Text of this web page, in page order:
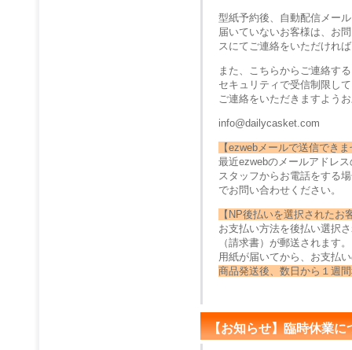
型紙予約後、自動配信メー
届いていないお客様は、お
スにてご連絡をいただけれ
また、こちらからご連絡す
セキュリティで受信制限し
ご連絡をいただきますよう
info@dailycasket.com
【ezwebメールで送信でき
最近ezwebのメールアドレ
スタッフからお電話をする
でお問い合わせください。
【NP後払いを選択されたお
お支払い方法を後払い選択
（請求書）が郵送されます。
用紙が届いてから、お支払
商品発送後、数日から１週
【お知らせ】臨時休業に